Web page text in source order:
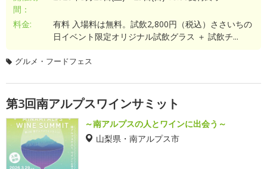
間：
料金:
有料 入場料は無料。試飲2,800円（税込）ささいちの
日イベント限定オリジナル試飲グラス ＋ 試飲チ...
グルメ・フードフェス
第3回南アルプスワインサミット
～南アルプスの人とワインに出会う～
山梨県・南アルプス市